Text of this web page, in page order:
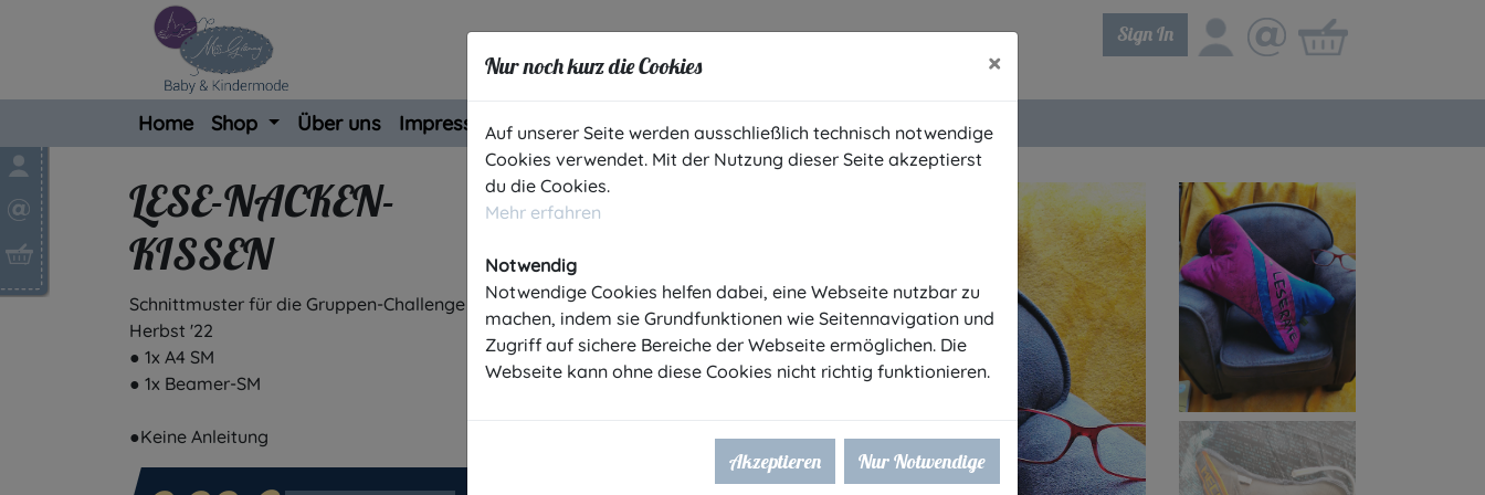
Sign In
Home Shop Über uns Impressum Profil
LESE-NACKEN-
KISSEN
Schnittmuster für die Gruppen-Challenge im
Herbst '22
● 1x A4 SM
● 1x Beamer-SM
Nur noch kurz die Cookies ×
Auf unserer Seite werden ausschließlich technisch notwendige
Cookies verwendet. Mit der Nutzung dieser Seite akzeptierst
du die Cookies.
Mehr erfahren
Notwendig
Notwendige Cookies helfen dabei, eine Webseite nutzbar zu
machen, indem sie Grundfunktionen wie Seitennavigation und
Zugriff auf sichere Bereiche der Webseite ermöglichen. Die
Webseite kann ohne diese Cookies nicht richtig funktionieren.
Akzeptieren Nur Notwendige